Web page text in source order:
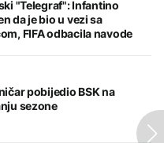
"Telegraf": Infantino
da je bio u vezi sa
FIFA odbacila navode
pobijedio BSK na
sezone